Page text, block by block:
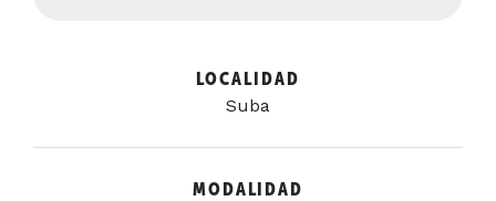
LOCALIDAD
Suba
MODALIDAD